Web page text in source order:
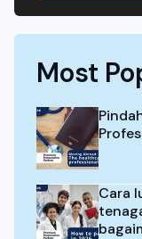
Most
Cara